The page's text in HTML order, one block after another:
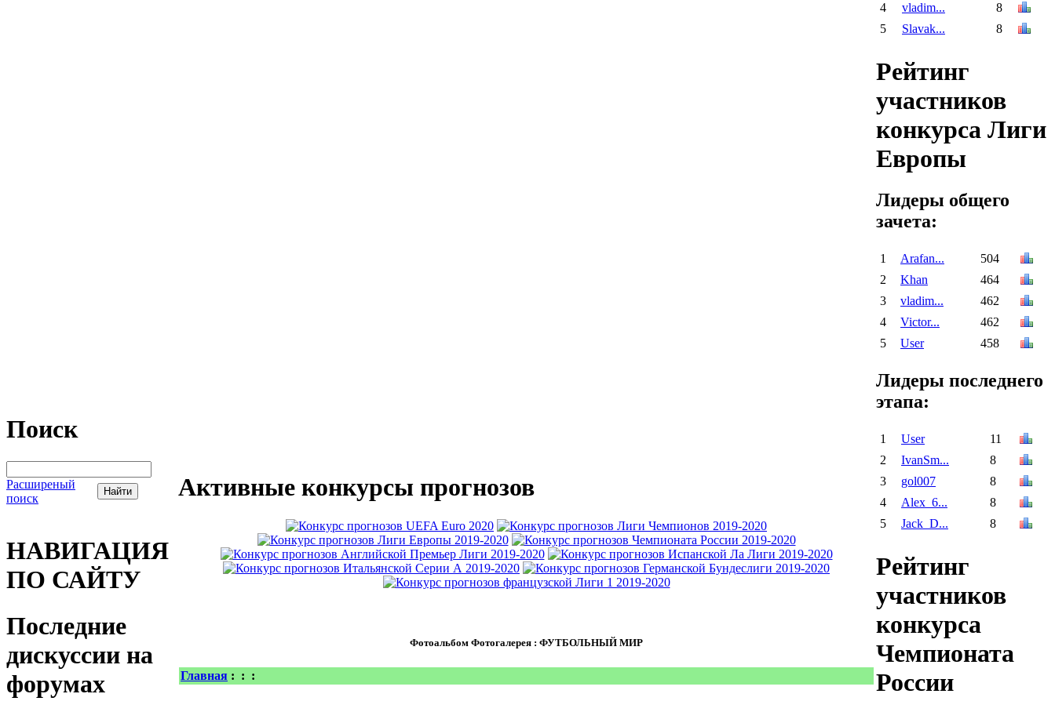
Поиск
Расширеный
поиск
НАВИГАЦИЯ
ПО САЙТУ
Последние
дискуссии на
форумах
Активные конкурсы прогнозов
Фотоальбом Фотогалерея : ФУТБОЛЬНЫЙ МИР
Главная : : :
4
vladim...
8
5
Slavak... 8
Рейтинг
участников
конкурса Лиги
Европы
Лидеры общего
зачета:
1 Arafan...
504
2
Khan
464
3
vladim...
462
4
Victor...
462
5
User 458
Лидеры последнего
этапа:
1 User
11
2
IvanSm...
8
3
gol007
8
4
Alex_6...
8
5
Jack_D... 8
Рейтинг
участников
конкурса
Чемпионата
России